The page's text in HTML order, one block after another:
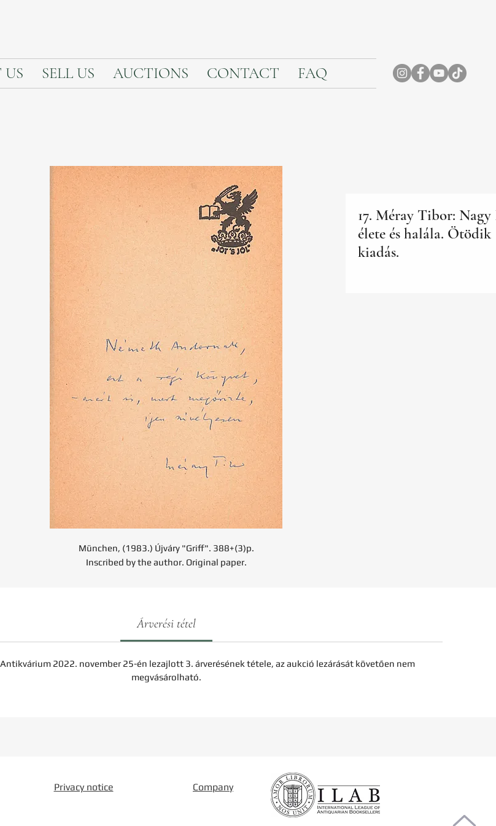
SELL US AUCTIONS CONTACT FAQ
17. Méray Tibor:
élete és halála. Ötödik
kiadás.
München, (1983.) Újváry "Griff". 388+(3)p.
Inscribed by the author. Original paper.
Árverési tétel
2022. november 25-én lezajlott 3. árverésének tétele, az aukció lezárását követően nem
megvásárolható.
Privacy notice Company